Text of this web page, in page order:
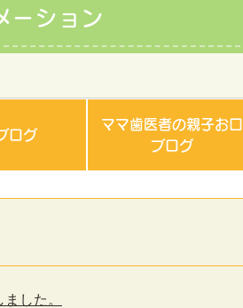
ーション
した。
ログ
ママ歯医者の親子お口
ブログ